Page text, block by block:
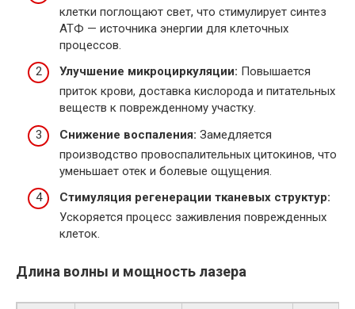
клетки поглощают свет, что стимулирует синтез
АТФ — источника энергии для клеточных
процессов.
Улучшение микроциркуляции: Повышается
приток крови, доставка кислорода и питательных
веществ к поврежденному участку.
Снижение воспаления: Замедляется
производство провоспалительных цитокинов, что
уменьшает отек и болевые ощущения.
Стимуляция регенерации тканевых структур:
Ускоряется процесс заживления поврежденных
клеток.
Длина волны и мощность лазера